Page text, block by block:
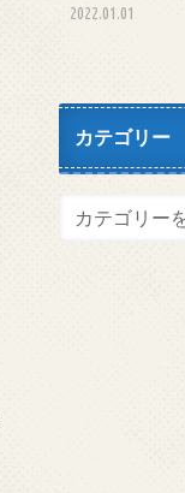
2022.01.01
カテゴリー